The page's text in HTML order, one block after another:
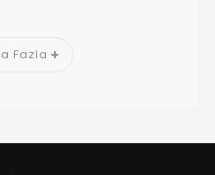
Fazla